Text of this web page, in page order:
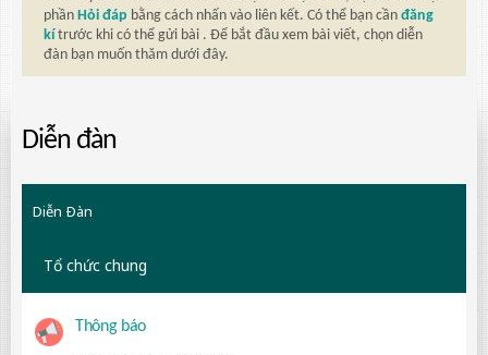
phần Hỏi đáp bằng cách nhấn vào liên kết. Có thể bạn cần đăng
kí trước khi có thể gửi bài . Để bắt đầu xem bài viết, chọn diễn
đàn bạn muốn thăm dưới đây.
Diễn đàn
Diễn Ðàn
Tổ chức chung
Thông báo